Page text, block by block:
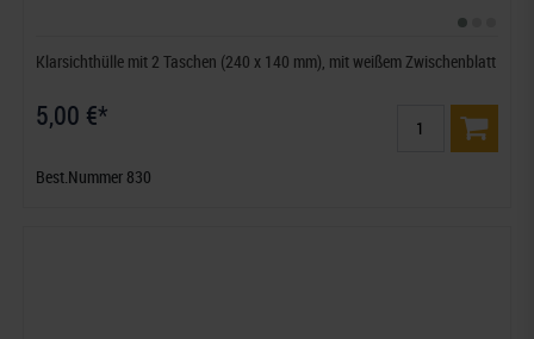
Klarsichthülle mit 2 Taschen (240 x 140 mm), mit weißem Zwischenblatt
5,00 €*
Best.Nummer 830